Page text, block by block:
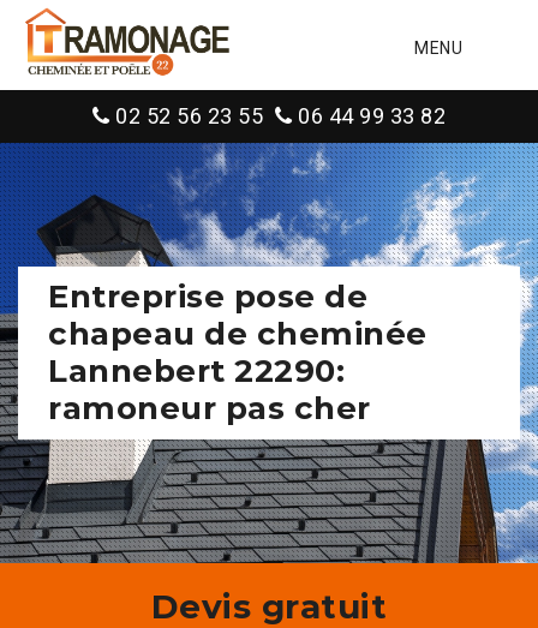
MENU
02 52 56 23 55 06 44 99 33 82
Entreprise pose de
chapeau de cheminée
Lannebert 22290:
ramoneur pas cher
Devis gratuit